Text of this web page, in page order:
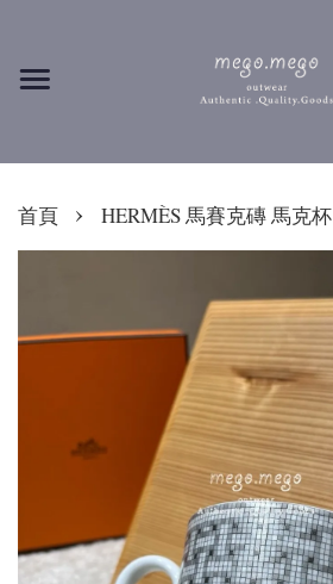
首頁 › HERMÈS 馬賽克磚 馬克杯